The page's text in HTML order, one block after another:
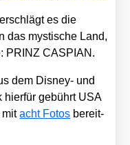
es die
das mys­ti­sche Land,
PRINZ CASPIAN.
dem Dis­ney- und
hier­für gebührt USA
mitacht Fotos bereit­